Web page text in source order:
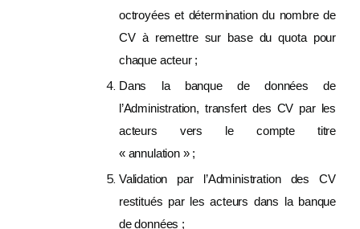
octroyées et détermination du nombre de
CV à remettre sur base du quota pour
chaque acteur ;
Dans la banque de données de
l’Administration, transfert des CV par les
acteurs vers le compte titre
« annulation » ;
Validation par l’Administration des CV
restitués par les acteurs dans la banque
de données ;